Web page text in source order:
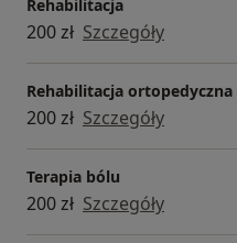
Rehabilitacja
200 zł Szczegóły
Rehabilitacja ortopedyczna
200 zł Szczegóły
Terapia bólu
200 zł Szczegóły